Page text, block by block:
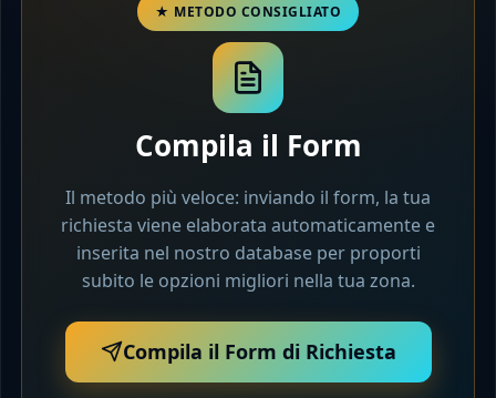
Compila il Form
Il metodo più veloce: inviando il form, la tua
richiesta viene elaborata automaticamente e
inserita nel nostro database per proporti
subito le opzioni migliori nella tua zona.
Compila il Form di Richiesta